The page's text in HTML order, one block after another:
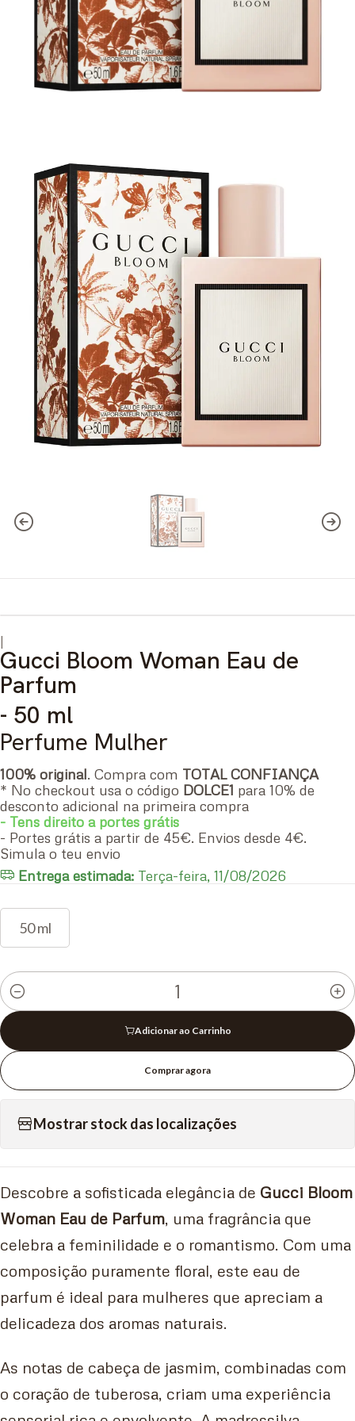
|
Gucci Bloom Woman Eau de
Parfum
- 50 ml
Perfume Mulher
100% original. Compra com TOTAL CONFIANÇA
* No checkout usa o código DOLCE1 para 10% de
desconto adicional na primeira compra
- Tens direito a portes grátis
- Portes grátis a partir de 45€. Envios desde 4€.
Simula o teu envio
Entrega estimada: Terça-feira, 11/08/2026
50 ml
Quantidade
Adicionar ao Carrinho
Comprar agora
Mostrar stock das localizações
Descobre a sofisticada elegância de Gucci Bloom
Woman Eau de Parfum, uma fragrância que
celebra a feminilidade e o romantismo. Com uma
composição puramente floral, este eau de
parfum é ideal para mulheres que apreciam a
delicadeza dos aromas naturais.
As notas de cabeça de jasmim, combinadas com
o coração de tuberosa, criam uma experiência